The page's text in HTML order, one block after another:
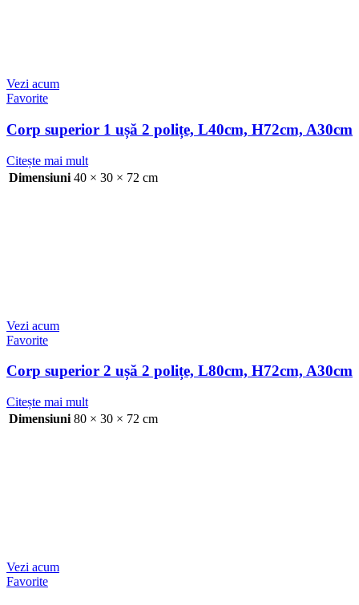
Vezi acum
Favorite
Corp superior 1 ușă 2 polițe, L40cm, H72cm, A30cm
Citește mai mult
Dimensiuni 40 × 30 × 72 cm
Vezi acum
Favorite
Corp superior 2 ușă 2 polițe, L80cm, H72cm, A30cm
Citește mai mult
Dimensiuni 80 × 30 × 72 cm
Vezi acum
Favorite